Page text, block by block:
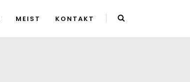
MEIST KONTAKT